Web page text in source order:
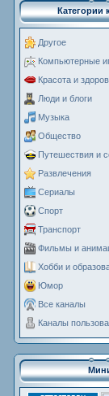
Категории
Другое
Компьютерные
Красота и
Люди и блоги
Музыка
Общество
Путешествия и
Развлечения
Сериалы
Спорт
Транспорт
Фильмы и
Хобби и
Юмор
Все каналы
Каналы